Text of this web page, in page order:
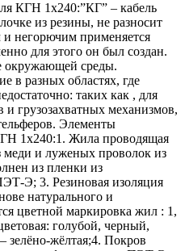
КГН 1х240:”КГ” – кабель
из резины, не разносит
и негорючим применяется
для этого он был создан.
окружающей среды.
в разных областях, где
таких как , для
и грузозахватных механизмов,
Элементы
1х240:1. Жила проводящая
меди и луженых проволок из
из пленки из
Э; 3. Резиновая изоляция
натурального и
цветной маркировка жил : 1,
голубой, черный,
зелёно-жёлтая;4. Покров